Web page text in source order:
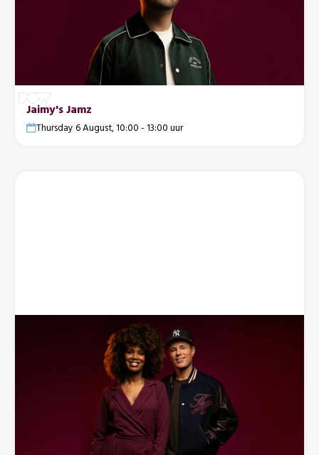
Jaimy's Jamz
Thursday 6 August, 10:00 - 13:00 uur